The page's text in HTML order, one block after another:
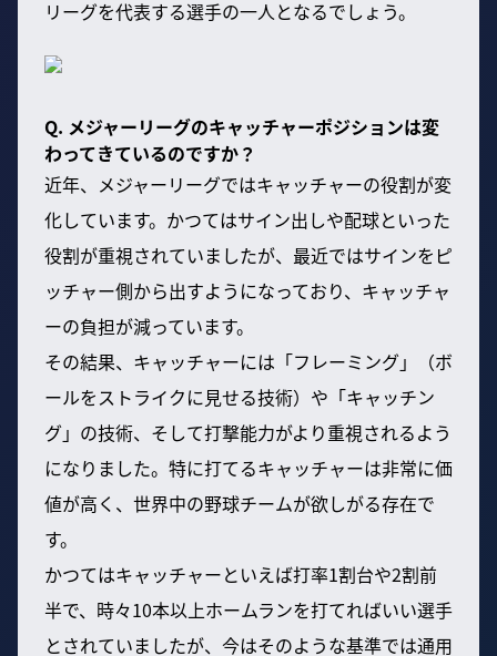
リーグを代表する選手の一人となるでしょう。
Q. メジャーリーグのキャッチャーポジションは変
わってきているのですか？
近年、メジャーリーグではキャッチャーの役割が変
化しています。かつてはサイン出しや配球といった
役割が重視されていましたが、最近ではサインをピ
ッチャー側から出すようになっており、キャッチャ
ーの負担が減っています。
その結果、キャッチャーには「フレーミング」（ボ
ールをストライクに見せる技術）や「キャッチン
グ」の技術、そして打撃能力がより重視されるよう
になりました。特に打てるキャッチャーは非常に価
値が高く、世界中の野球チームが欲しがる存在で
す。
かつてはキャッチャーといえば打率1割台や2割前
半で、時々10本以上ホームランを打てればいい選手
とされていましたが、今はそのような基準では通用